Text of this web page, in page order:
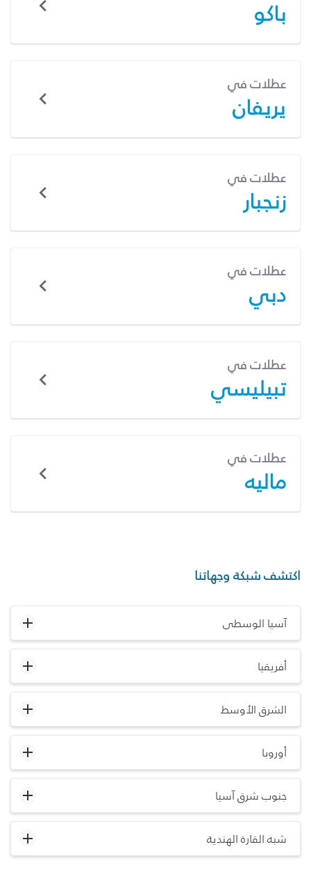
باكو
عطلات في
يريفان
عطلات في
زنجبار
عطلات في
دبي
عطلات في
تبيليسي
عطلات في
ماليه
اكتشف شبكة وجهاتنا
آسيا الوسطى
أفريقيا
الشرق الأوسط
أوروبا
جنوب شرق آسيا
شبه القارة الهندية